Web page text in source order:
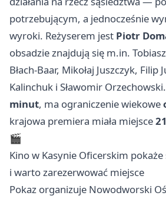
potrzebującym, a jednocześnie
wyroki. Reżyserem jest Piotr
obsadzie znajdują się m.in.
Błach‑Baar, Mikołaj Juszczyk, Filip
Kalinchuk i Sławomir
minut, ma ograniczenie wiekowe
krajowa premiera miała miejsce
🎬
Kino w Kasynie Oficerskim
i warto zarezerwować miejsce
Pokaz organizuje Nowodworski